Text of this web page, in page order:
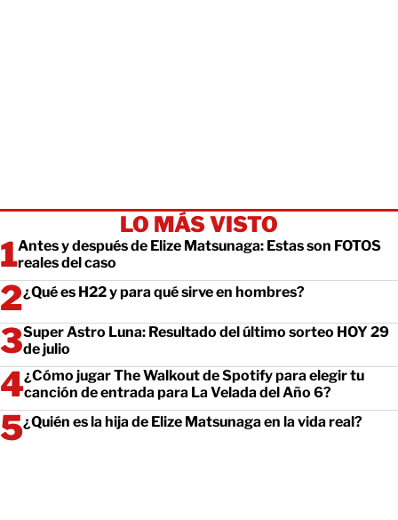
LO MÁS VISTO
Antes y después de Elize Matsunaga: Estas son FOTOS
reales del caso
¿Qué es H22 y para qué sirve en hombres?
Super Astro Luna: Resultado del último sorteo HOY 29
de julio
¿Cómo jugar The Walkout de Spotify para elegir tu
canción de entrada para La Velada del Año 6?
¿Quién es la hija de Elize Matsunaga en la vida real?